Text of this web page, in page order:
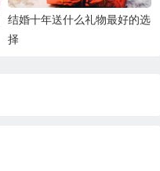
结婚十年送什么礼物最好的选
择